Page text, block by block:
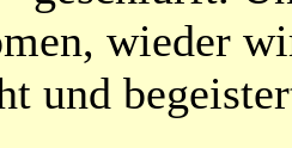
wieder
und